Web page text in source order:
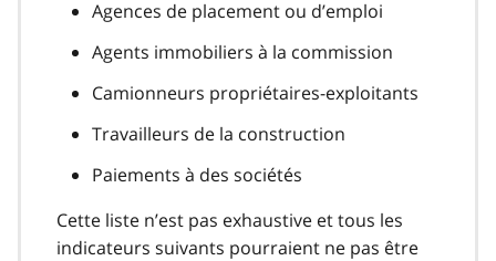
Agences de placement ou d’emploi
Agents immobiliers à la commission
Camionneurs propriétaires-exploitants
Travailleurs de la construction
Paiements à des sociétés
Cette liste n’est pas exhaustive et tous les
indicateurs suivants pourraient ne pas être